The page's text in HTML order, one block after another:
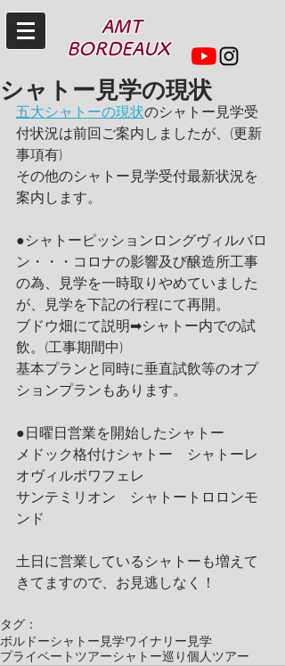
AMT
BORDEAUX
シャトー見学の現状
五大シャトーの現状のシャトー見学受
付状況は前回ご案内しましたが、(更新
事項有)
その他のシャトー見学受付最新状況を
案内します。
●シャトーピッションロングヴィルバロ
ン・・・コロナの影響及び醸造所工事
の為、見学を一時取りやめていました
が、見学を下記の行程にて再開。
ブドウ畑にて説明➡シャトー内での試
飲。(工事期間中)
基本プランと同時に垂直試飲等のオプ
ションプランもあります。
●日曜日営業を開始したシャトー
メドック格付けシャトー　シャトーレ
オヴィルポワフェレ
サンテミリオン　シャトートロロンモ
ンド
土日に営業しているシャトーも増えて
きてますので、お見逃しなく！
タグ：
ボルドーシャトー見学ワイナリー見学
プライベートツアーシャトー巡り個人ツアー